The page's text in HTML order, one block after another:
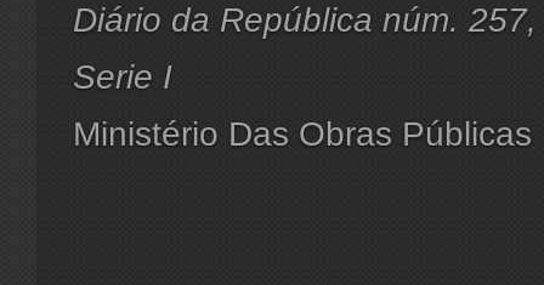
Diário da República núm.
Serie I
Ministério Das Obras Públicas